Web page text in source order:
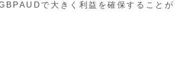
で大きく利益を確保することが